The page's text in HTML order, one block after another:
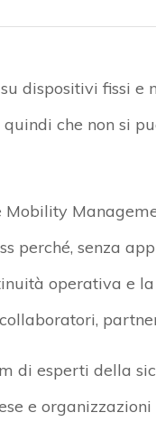
dispositivi fissi e
quindi che non si
perché, senza
operativa e
di esperti della
e